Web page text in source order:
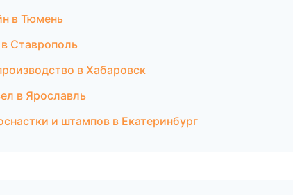
в Тюмень
Ставрополь
в Хабаровск
в Ярославль
и штампов в Екатеринбург